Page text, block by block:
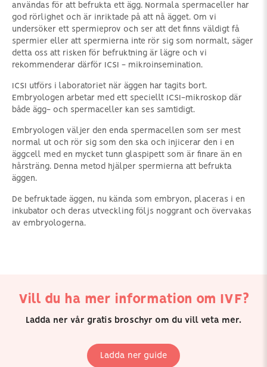
användas för att befrukta ett ägg. Normala spermaceller har
god rörlighet och är inriktade på att nå ägget. Om vi ​​
undersöker ett spermieprov och ser att det finns väldigt få
spermier eller att spermierna inte rör sig som normalt, säger
detta oss att risken för befruktning är lägre och vi
rekommenderar därför ICSI - mikroinsemination.
ICSI utförs i laboratoriet när äggen har tagits bort.
Embryologen arbetar med ett speciellt ICSI-mikroskop där
både ägg- och spermaceller kan ses samtidigt.
Embryologen väljer den enda spermacellen som ser mest
normal ut och rör sig som den ska och injicerar den i en
äggcell med en mycket tunn glaspipett som är finare än en
hårsträng. Denna metod hjälper spermierna att befrukta
äggen.
De befruktade äggen, nu kända som embryon, placeras i en
inkubator och deras utveckling följs noggrant och övervakas
av embryologerna.
Vill du ha mer information om IVF?
Ladda ner vår gratis broschyr om du vill veta mer.
Ladda ner guide